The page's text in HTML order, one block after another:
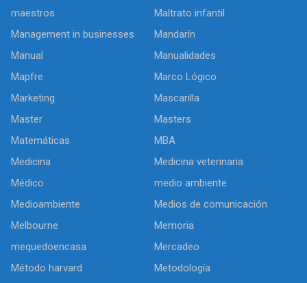
maestros
Maltrato infantil
Management in businesses
Mandarín
Manual
Manualidades
Mapfre
Marco Lógico
Marketing
Mascarilla
Master
Masters
Matemáticas
MBA
Medicina
Medicina veterinaria
Médico
medio ambiente
Medioambiente
Medios de comunicación
Melbourne
Memoria
mequedoencasa
Mercadeo
Método harvard
Metodología